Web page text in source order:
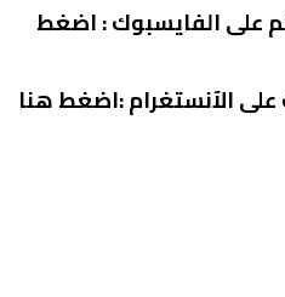
على الفايسبوك :اضغط
الآنستغرام :اضغط هنا